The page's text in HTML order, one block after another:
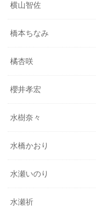
横山智佐
橋本ちなみ
橘杏咲
櫻井孝宏
水樹奈々
水橋かおり
水瀬いのり
水瀬祈